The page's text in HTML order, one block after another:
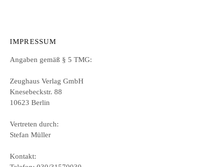
IMPRESSUM
Angaben gemäß § 5 TMG:
Zeughaus Verlag GmbH
Knesebeckstr. 88
10623 Berlin
Vertreten durch:
Stefan Müller
Kontakt: